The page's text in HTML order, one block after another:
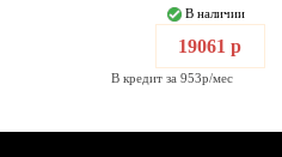
В наличии
19061 р
В кредит за 953р/мес